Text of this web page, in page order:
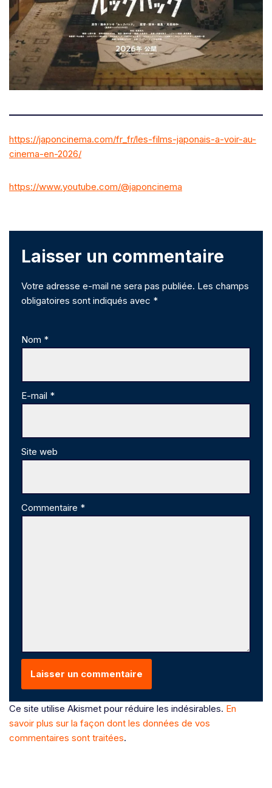
https://japoncinema.com/fr_fr/les-films-japonais-a-voir-au-
cinema-en-2026/
https://www.youtube.com/@japoncinema
Laisser un commentaire
Votre adresse e-mail ne sera pas publiée. Les champs
obligatoires sont indiqués avec *
Nom *
E-mail *
Site web
Commentaire *
Ce site utilise Akismet pour réduire les indésirables. En
savoir plus sur la façon dont les données de vos
commentaires sont traitées.